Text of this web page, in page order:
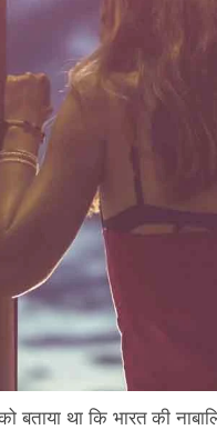
बताया था कि भारत की